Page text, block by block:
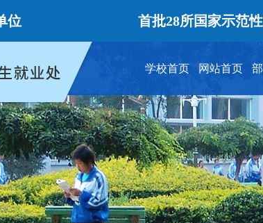
首批28所国家示范性院
学校首页 网站首页